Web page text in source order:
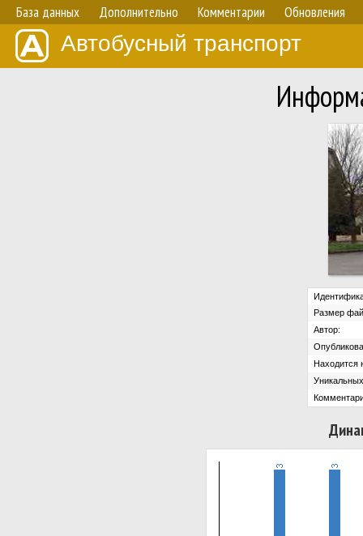
База данных Дополнительно Комментарии Обновления
Автобусный транспорт
Размер
Автор:
Находится